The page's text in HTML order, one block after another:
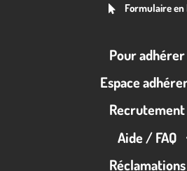
Formulaire en
Pour adhérer
Espace
Recrutement
Aide / FAQ
Réclamations